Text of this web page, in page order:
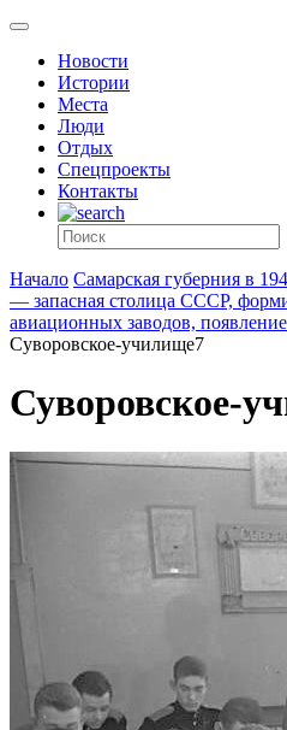
Новости
Истории
Места
Люди
Отдых
Спецпроекты
Контакты
Начало Самарская губерния в
— запасная столица СССР,
авиационных заводов,
Суворовское-училище7
Суворовское-